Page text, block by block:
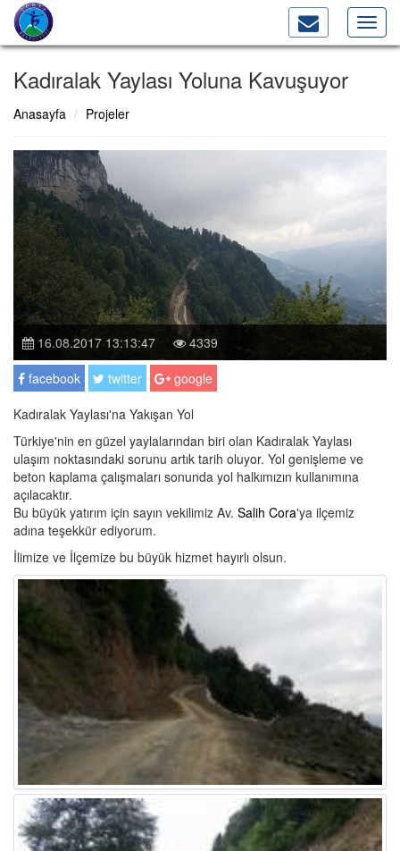
Kadıralak Yaylası Yoluna Kavuşuyor
Anasayfa Projeler
16.08.2017 13:13:47
4339
facebook
twitter
google
Kadıralak Yaylası'na Yakışan Yol
Türkiye'nin en güzel yaylalarından biri olan Kadıralak Yaylası
ulaşım noktasındaki sorunu artık tarih oluyor. Yol genişleme ve
beton kaplama çalışmaları sonunda yol halkımızın kullanımına
açılacaktır.
Bu büyük yatırım için sayın vekilimiz Av. Salih Cora'ya ilçemiz
adına teşekkür ediyorum.
İlimize ve İlçemize bu büyük hizmet hayırlı olsun.